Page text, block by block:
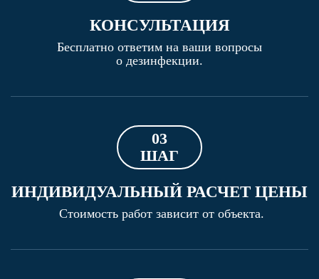
КОНСУЛЬТАЦИЯ
Бесплатно ответим на ваши вопросы
о дезинфекции.
03
ШАГ
ИНДИВИДУАЛЬНЫЙ РАСЧЕТ ЦЕНЫ
Стоимость работ зависит от объекта.